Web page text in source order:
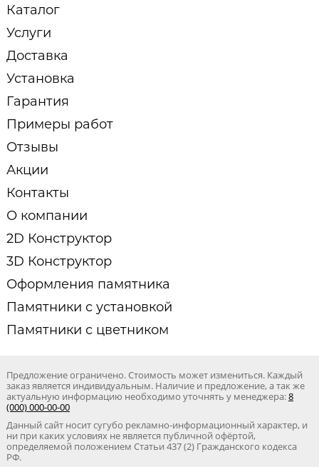
Каталог
Услуги
Доставка
Установка
Гарантия
Примеры работ
Отзывы
Акции
Контакты
О компании
2D Конструктор
3D Конструктор
Оформления памятника
Памятники с установкой
Памятники с цветником
Предложение ограничено. Стоимость может измениться. Каждый
заказ является индивидуальным. Наличие и предложение, а так же
актуальную информацию необходимо уточнять у менеджера:8
(000) 000-00-00
Данный сайт носит сугубо рекламно-информационный характер, и
ни при каких условиях не является публичной офёртой,
определяемой положением Статьи 437 (2) Гражданского кодекса
РФ.